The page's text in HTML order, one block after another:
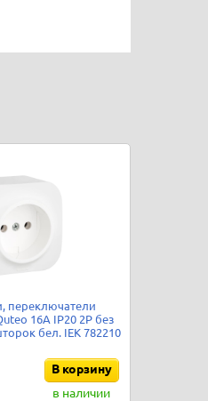
переключатели
16А IP20 2P без
бел. IEK 782210
В корзину
в наличии